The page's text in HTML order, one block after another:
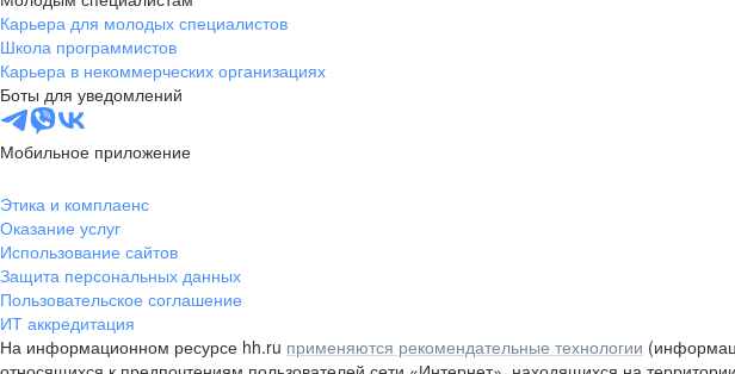
Карьера для молодых специалистов
Школа программистов
Карьера в некоммерческих организациях
Боты для уведомлений
Мобильное приложение
Этика и комплаенс
Оказание услуг
Использование сайтов
Защита персональных данных
Пользовательское соглашение
ИТ аккредитация
На информационном ресурсе hh.ru применяются рекомендательные технологии